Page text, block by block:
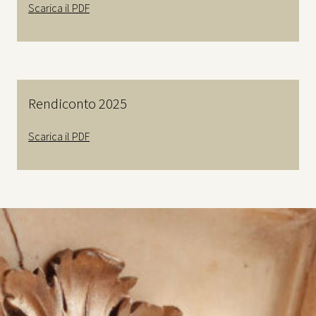
Scarica il PDF
Rendiconto 2025
Scarica il PDF